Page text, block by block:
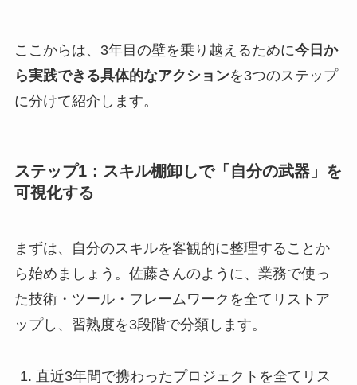
ここからは、3年目の壁を乗り越えるために今日か
ら実践できる具体的なアクションを3つのステップ
に分けて紹介します。
ステップ1：スキル棚卸しで「自分の武器」を
可視化する
まずは、自分のスキルを客観的に整理することか
ら始めましょう。佐藤さんのように、業務で使っ
た技術・ツール・フレームワークを全てリストア
ップし、習熟度を3段階で分類します。
直近3年間で携わったプロジェクトを全てリス